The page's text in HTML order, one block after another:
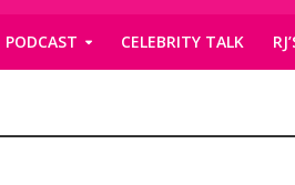
PODCAST CELEBRITY TALK